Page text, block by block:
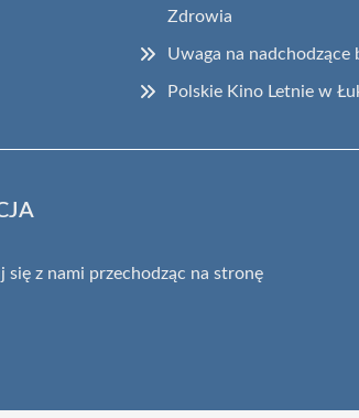
Zdrowia
Uwaga na nadchodzące
Polskie Kino Letnie w
się z nami przechodząc na stronę